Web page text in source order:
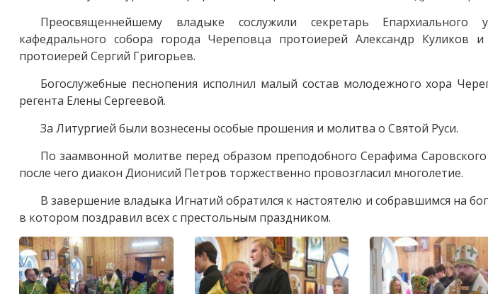
Преосвященнейшему владыке сослужили секретарь Епархиального
кафедрального собора города Череповца протоиерей Александр Куликов
протоиерей Сергий Григорьев.
Богослужебные песнопения исполнил малый состав молодежного хора
регента Елены Сергеевой.
За Литургией были вознесены особые прошения и молитва о Святой Руси.
По заамвонной молитве перед образом преподобного Серафима
после чего диакон Дионисий Петров торжественно провозгласил многолетие.
В завершение владыка Игнатий обратился к настоятелю и собравшимся на
в котором поздравил всех с престольным праздником.